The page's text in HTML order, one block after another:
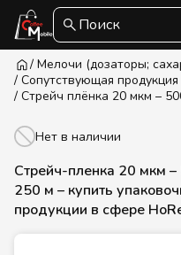
Поиск
/ Мелочи (дозаторы;
/ Сопутствующая продукция
/ Стрейч плёнка 20 мкм –
Нет в наличии
Стрейч-пленка 20 мкм
250 м – купить
продукции в сфере